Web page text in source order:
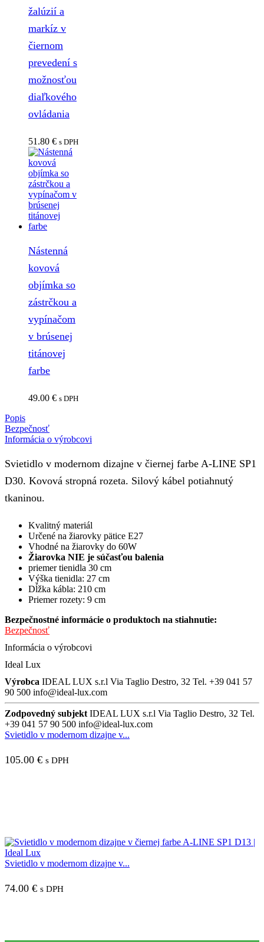
žalúzií a
markíz v
čiernom
prevedení s
možnosťou
diaľkového
ovládania
51.80 € s DPH
Nástenná
kovová
objímka so
zástrčkou a
vypínačom
v brúsenej
titánovej
farbe
49.00 € s DPH
Popis
Bezpečnosť
Informácia o výrobcovi
Svietidlo v modernom dizajne v čiernej farbe A-LINE SP1
D30. Kovová stropná rozeta. Silový kábel potiahnutý
tkaninou.
Kvalitný materiál
Určené na žiarovky pätice E27
Vhodné na žiarovky do 60W
Žiarovka NIE je súčasťou balenia
priemer tienidla 30 cm
Výška tienidla: 27 cm
Dĺžka kábla: 210 cm
Priemer rozety: 9 cm
Bezpečnostné informácie o produktoch na stiahnutie:
Bezpečnosť
Informácia o výrobcovi
Ideal Lux
Výrobca IDEAL LUX s.r.l Via Taglio Destro, 32 Tel. +39 041 57
90 500 info@ideal-lux.com
Zodpovedný subjekt IDEAL LUX s.r.l Via Taglio Destro, 32 Tel.
+39 041 57 90 500 info@ideal-lux.com
Svietidlo v modernom dizajne v...
105.00 € s DPH
Svietidlo v modernom dizajne v...
74.00 € s DPH